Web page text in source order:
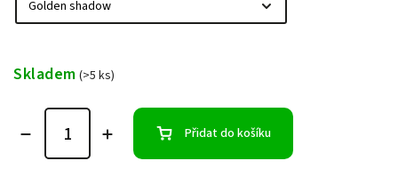
Skladem (>5 ks)
Přidat do košíku